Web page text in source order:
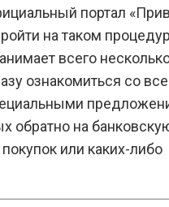
портал
на таком
всего
ознакомиться со
обратно на
или каких-либо